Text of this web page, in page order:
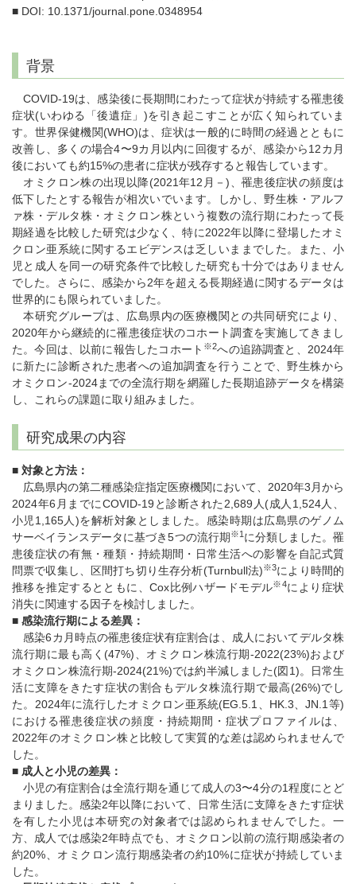
■ DOI: 10.1371/journal.pone.0348954
背景
COVID-19は、感染後に長期間にわたって症状が持続する罹患後
症状(いわゆる「後遺症」)を引き起こすことが広く知られていま
す。世界保健機関(WHO)は、症状は一般的に時間の経過とともに
改善し、多くの場合4〜9カ月以内に回復するが、感染から12カ月
後においても約15%の患者に症状が残存すると報告しています。
オミクロン株の出現以降(2021年12月－)、罹患後症状の頻度は
低下したとする報告が相次いでいます。しかし、野生株・アルフ
ァ株・デルタ株・オミクロン株という複数の流行期にわたって長
期経過を比較した研究は少なく、特に2022年以降に登場したオミ
クロン亜系統に関するエビデンスは乏しいままでした。また、小
児と成人を同一の研究条件で比較した研究も十分ではありません
でした。さらに、感染から2年を超える長期経過に関するデータは
世界的にも限られていました。
本研究グループは、広島県内の医療機関との共同研究により、
2020年から継続的に罹患後症状のコホート調査を実施してきまし
た。今回は、以前に報告したコホート ※2への追跡調査と、2024年
に新たに診断された患者への追加調査を行うことで、野生株から
オミクロン-2024までの全流行期を網羅した長期追跡データを構築
し、これらの課題に取り組みました。
研究成果の内容
■ 対象と方法：
広島県内の第二種感染症指定医療機関において、2020年3月から
2024年6月までにCOVID-19と診断された2,689人(成人1,524人、
小児1,165人)を解析対象としました。感染時期は広島県のゲノム
サーベイランスデータに基づき5つの流行期※1に分類しました。罹
患後症状の有無・種類・持続期間・日常生活への影響を自記式質
問票で収集し、区間打ち切り生存分析(Turnbull法)※3により時間的
推移を推定するとともに、Cox比例ハザードモデル※4により症状
消失に関連する因子を検討しました。
■ 感染流行期による差異：
感染6カ月時点の罹患後症状有症割合は、成人においてデルタ株
流行期に最も高く(47%)、オミクロン株流行期-2022(23%)および
オミクロン株流行期-2024(21%)では約半減しました(図1)。日常生
活に支障をきたす症状の割合もデルタ株流行期で最高(26%)でし
た。2024年に流行したオミクロン亜系統(EG.5.1、HK.3、JN.1等)
における罹患後症状の頻度・持続期間・症状プロファイルは、
2022年のオミクロン株と比較して実質的な差は認められませんで
した。
■ 成人と小児の差異：
小児の有症割合は全流行期を通じて成人の3〜4分の1程度にとど
まりました。感染2年以降において、日常生活に支障をきたす症状
を有した小児は本研究の対象者では認められませんでした。一
方、成人では感染2年時点でも、オミクロン以前の流行期感染者の
約20%、オミクロン流行期感染者の約10%に症状が持続していま
した。